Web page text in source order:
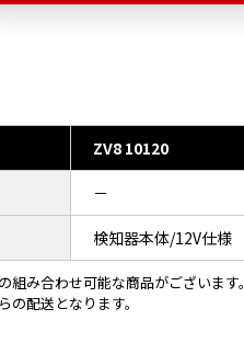
ZV8 10120
－
検知器本体/12V仕様
み合わせ可能な商品がございます。
配送となります。